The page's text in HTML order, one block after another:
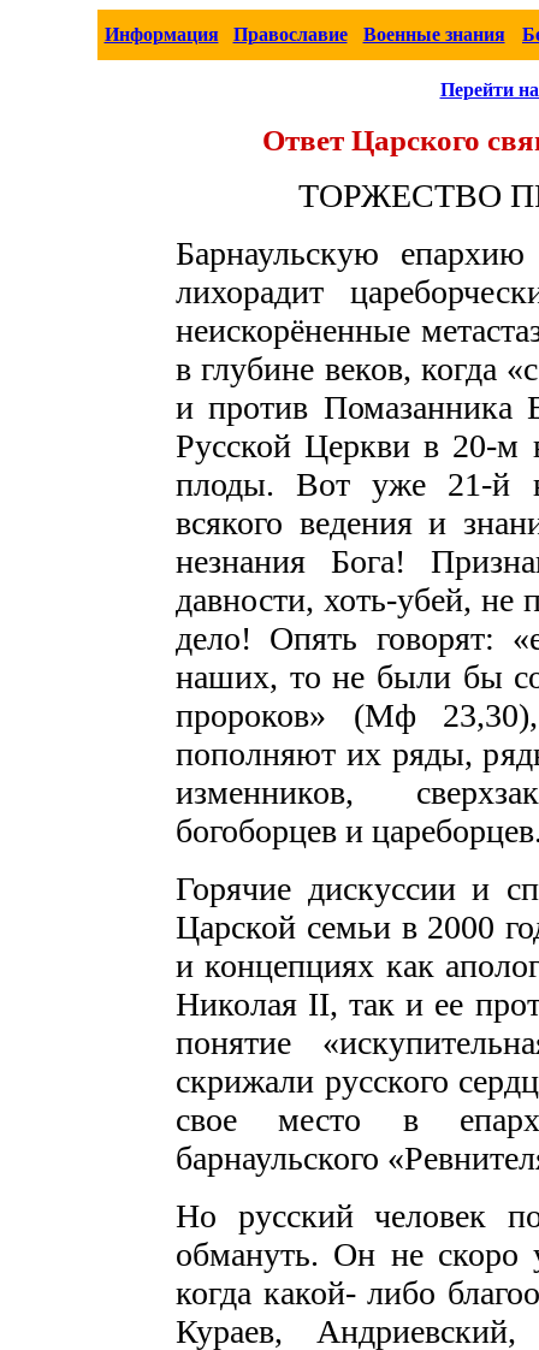
Информация Православие Военные знания
Перейти
Ответ Царского
ТОРЖЕСТВО
Барнаульскую
лихорадит
неискорёненные
в глубине веков, когда
и против Помазанника
Русской Церкви в 20-м
плоды. Вот уже 21-й
всякого ведения и
незнания Бога!
давности, хоть-убей,
дело! Опять говорят:
наших, то не были бы
пророков» (Мф
пополняют их ряды,
изменников,
богоборцев и
Горячие дискуссии и
Царской семьи в 2000
и концепциях как
Николая II, так и ее
понятие
скрижали русского
свое место в
барнаульского
Но русский человек
обмануть. Он не скоро
когда какой- либо
Кураев,